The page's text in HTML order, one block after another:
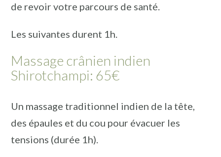
de revoir votre parcours de santé.
Les suivantes durent 1h.
Massage crânien indien
Shirotchampi: 65€
Un massage traditionnel indien de la tête,
des épaules et du cou pour évacuer les
tensions (durée 1h).